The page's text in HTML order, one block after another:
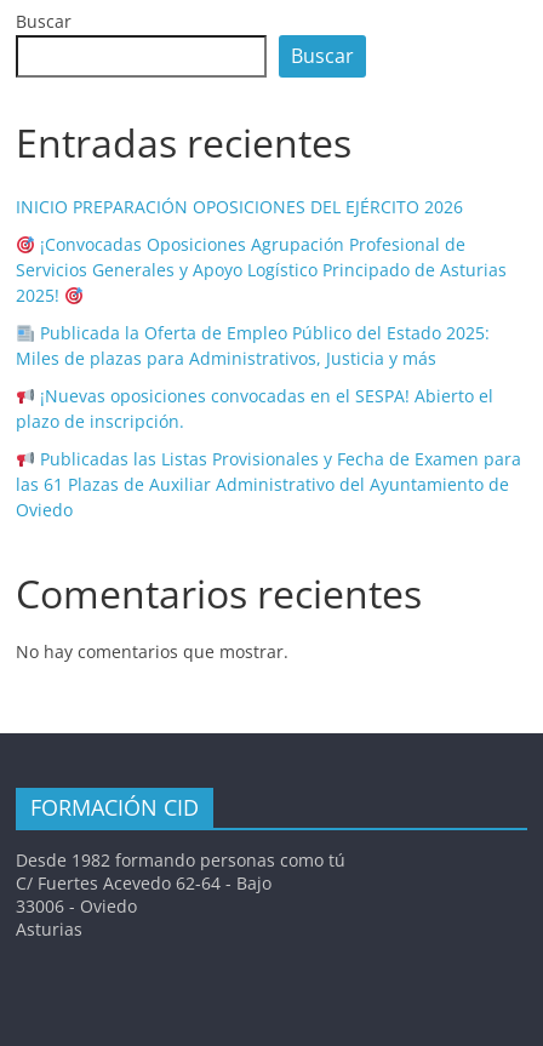
Buscar
Buscar
Entradas recientes
INICIO PREPARACIÓN OPOSICIONES DEL EJÉRCITO 2026
¡Convocadas Oposiciones Agrupación Profesional de
Servicios Generales y Apoyo Logístico Principado de Asturias
2025!
Publicada la Oferta de Empleo Público del Estado 2025:
Miles de plazas para Administrativos, Justicia y más
¡Nuevas oposiciones convocadas en el SESPA! Abierto el
plazo de inscripción.
Publicadas las Listas Provisionales y Fecha de Examen para
las 61 Plazas de Auxiliar Administrativo del Ayuntamiento de
Oviedo
Comentarios recientes
No hay comentarios que mostrar.
FORMACIÓN CID
Desde 1982 formando personas como tú
C/ Fuertes Acevedo 62-64 - Bajo
33006 - Oviedo
Asturias